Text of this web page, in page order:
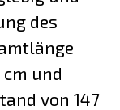
des
cm und
von 147